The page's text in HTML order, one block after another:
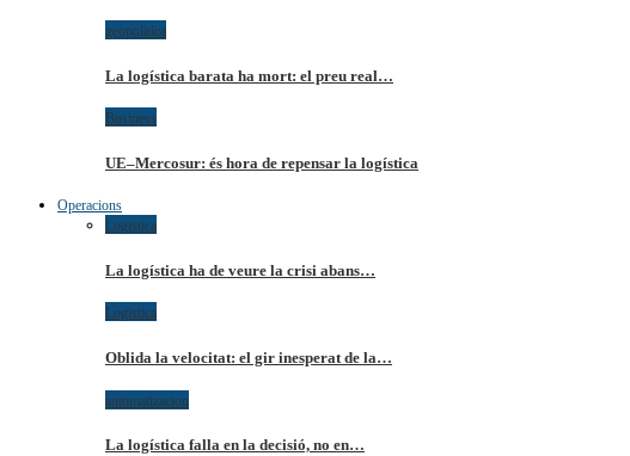
geopolitica
La logística barata ha mort: el preu real…
Business
UE–Mercosur: és hora de repensar la logística
Operacions
Logistica
La logística ha de veure la crisi abans…
Logistica
Oblida la velocitat: el gir inesperat de la…
automatizacion
La logística falla en la decisió, no en…